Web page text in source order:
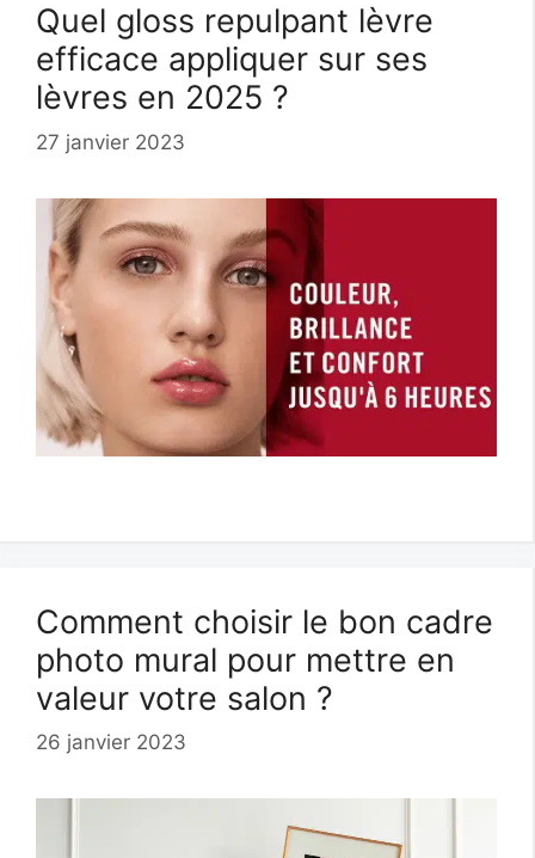
Quel gloss repulpant lèvre
efficace appliquer sur ses
lèvres en 2025 ?
27 janvier 2023
Comment choisir le bon cadre
photo mural pour mettre en
valeur votre salon ?
26 janvier 2023